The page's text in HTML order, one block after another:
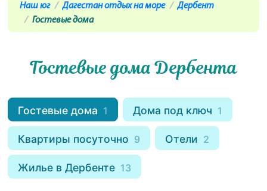
Наш юг Дагестан отдых на море
Дербент
Гостевые дома
Гостевые дома Дербента
Гостевые дома 1 Дома под ключ 1
Квартиры посуточно 9 Отели 2
Жилье в Дербенте 13